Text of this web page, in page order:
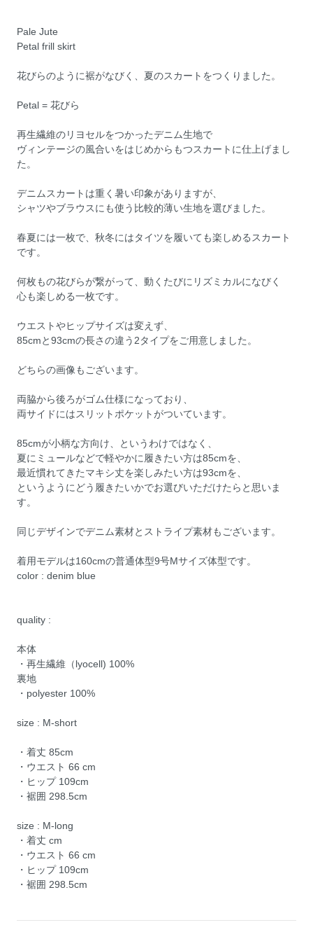
Pale Jute
Petal frill skirt
花びらのように裾がなびく、夏のスカートをつくりました。
Petal = 花びら
再生繊維のリヨセルをつかったデニム生地で
ヴィンテージの風合いをはじめからもつスカートに仕上げまし
た。
デニムスカートは重く暑い印象がありますが、
シャツやブラウスにも使う比較的薄い生地を選びました。
春夏には一枚で、秋冬にはタイツを履いても楽しめるスカート
です。
何枚もの花びらが繋がって、動くたびにリズミカルになびく
心も楽しめる一枚です。
ウエストやヒップサイズは変えず、
85cmと93cmの長さの違う2タイプをご用意しました。
どちらの画像もございます。
両脇から後ろがゴム仕様になっており、
両サイドにはスリットポケットがついています。
85cmが小柄な方向け、というわけではなく、
夏にミュールなどで軽やかに履きたい方は85cmを、
最近慣れてきたマキシ丈を楽しみたい方は93cmを、
というようにどう履きたいかでお選びいただけたらと思いま
す。
同じデザインでデニム素材とストライプ素材もございます。
着用モデルは160cmの普通体型9号Mサイズ体型です。
color : denim blue
quality :
本体
・再生繊維（lyocell) 100%
裏地
・polyester 100%
size : M-short
・着丈 85cm
・ウエスト 66 cm
・ヒップ 109cm
・裾囲 298.5cm
size : M-long
・着丈 cm
・ウエスト 66 cm
・ヒップ 109cm
・裾囲 298.5cm